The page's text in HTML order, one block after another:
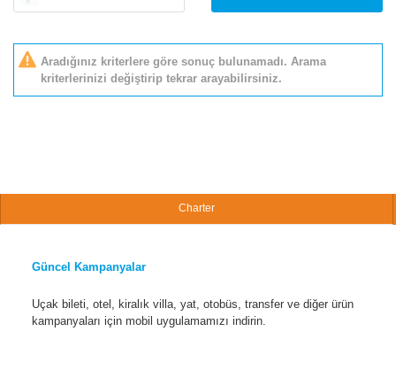
Aradığınız kriterlere göre sonuç bulunamadı. Arama
kriterlerinizi değiştirip tekrar arayabilirsiniz.
Charter
Güncel Kampanyalar
Uçak bileti, otel, kiralık villa, yat, otobüs, transfer ve diğer ürün
kampanyaları için mobil uygulamamızı indirin.